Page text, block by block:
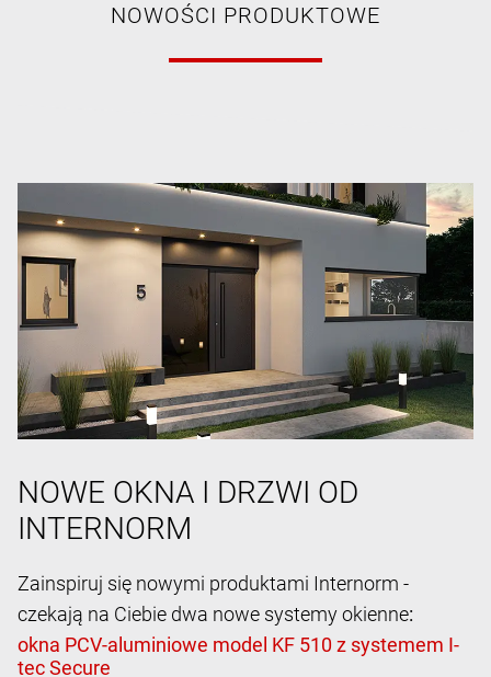
NOWOŚCI PRODUKTOWE
NOWE OKNA I DRZWI OD
INTERNORM
Zainspiruj się nowymi produktami Internorm -
czekają na Ciebie dwa nowe systemy okienne: